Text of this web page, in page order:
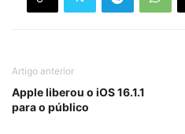
Artigo anterior
Apple liberou o iOS 16.1.1
para o público